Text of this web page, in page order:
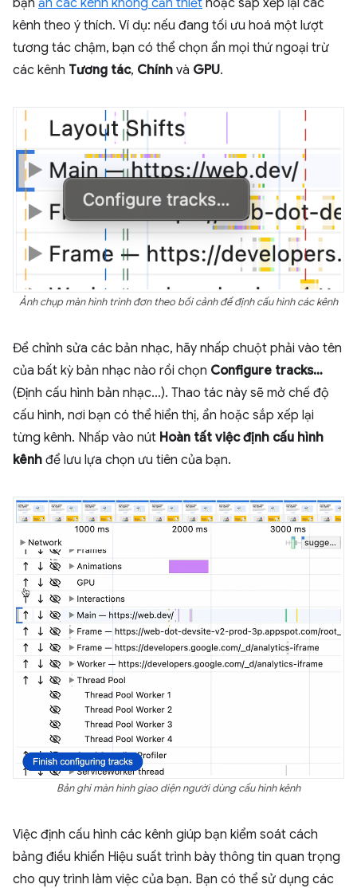
kênh theo ý thích. Ví dụ: nếu đang tối ưu hoá một lượt
tương tác chậm, bạn có thể chọn ẩn mọi thứ ngoại trừ
các kênh Tương tác, Chính và GPU.
Ảnh chụp màn hình trình đơn theo bối cảnh để định cấu hình các kênh
Để chỉnh sửa các bản nhạc, hãy nhấp chuột phải vào tên
của bất kỳ bản nhạc nào rồi chọn Configure tracks…
(Định cấu hình bản nhạc…). Thao tác này sẽ mở chế độ
cấu hình, nơi bạn có thể hiển thị, ẩn hoặc sắp xếp lại
từng kênh. Nhấp vào nút Hoàn tất việc định cấu hình
kênh để lưu lựa chọn ưu tiên của bạn.
Bản ghi màn hình giao diện người dùng cấu hình kênh
Việc định cấu hình các kênh giúp bạn kiểm soát cách
bảng điều khiển Hiệu suất trình bày thông tin quan trọng
cho quy trình làm việc của bạn. Bạn có thể sử dụng các